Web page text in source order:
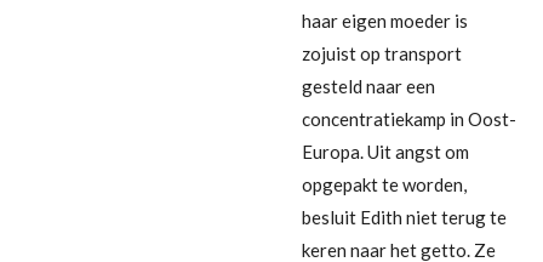
haar eigen moeder is
zojuist op transport
gesteld naar een
concentratiekamp in Oost-
Europa. Uit angst om
opgepakt te worden,
besluit Edith niet terug te
keren naar het getto. Ze